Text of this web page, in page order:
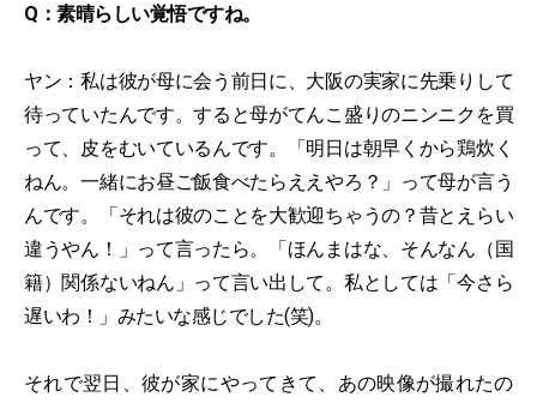
Q：素晴らしい覚悟ですね。
ヤン：私は彼が母に会う前日に、大阪の実家に先乗りして
待っていたんです。すると母がてんこ盛りのニンニクを買
って、皮をむいているんです。「明日は朝早くから鶏炊く
ねん。一緒にお昼ご飯食べたらええやろ？」って母が言う
んです。「それは彼のことを大歓迎ちゃうの？昔とえらい
違うやん！」って言ったら。「ほんまはな、そんなん（国
籍）関係ないねん」って言い出して。私としては「今さら
遅いわ！」みたいな感じでした(笑)。
それで翌日、彼が家にやってきて、あの映像が撮れたの